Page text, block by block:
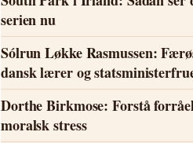
serien nu
Sólrun Løkke Rasmussen:
dansk lærer og
Dorthe Birkmose: Forstå
moralsk stress